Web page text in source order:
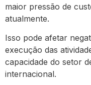
maior pressão de
atualmente.
Isso pode afetar
execução das
capacidade do setor
internacional.